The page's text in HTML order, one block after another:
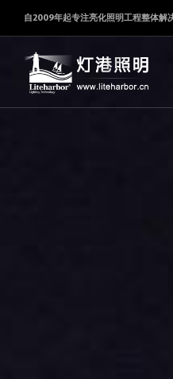
自2009年起专注亮化照明工程整体解